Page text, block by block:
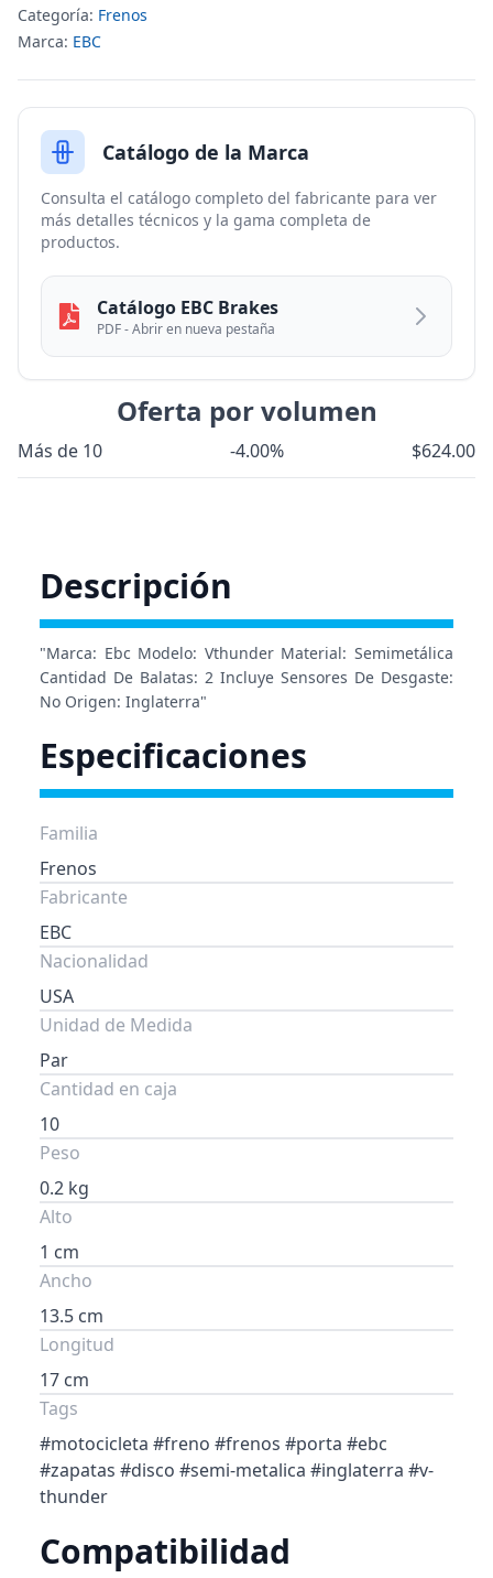
Categoría: Frenos
Marca: EBC
Catálogo de la Marca
Consulta el catálogo completo del fabricante para ver
más detalles técnicos y la gama completa de
productos.
Catálogo EBC Brakes
PDF - Abrir en nueva pestaña
Oferta por volumen
Más de 10 -4.00% $624.00
Descripción
"Marca: Ebc Modelo: Vthunder Material: Semimetálica
Cantidad De Balatas: 2 Incluye Sensores De Desgaste:
No Origen: Inglaterra"
Especificaciones
Familia
Frenos
Fabricante
EBC
Nacionalidad
USA
Unidad de Medida
Par
Cantidad en caja
10
Peso
0.2 kg
Alto
1 cm
Ancho
13.5 cm
Longitud
17 cm
Tags
#motocicleta #freno #frenos #porta #ebc
#zapatas #disco #semi-metalica #inglaterra #v-
thunder
Compatibilidad